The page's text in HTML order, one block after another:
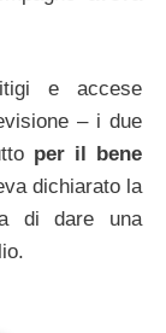
e accese
– i due
per il bene
dichiarato la
di dare una